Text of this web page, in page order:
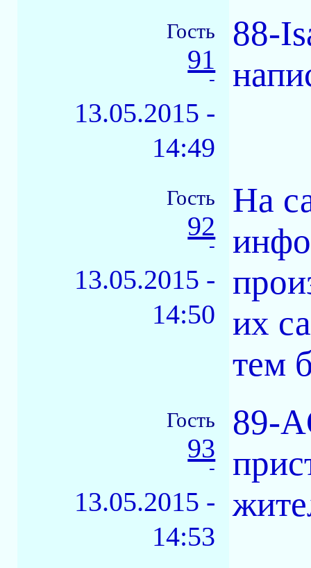
Гость
91
-
13.05.2015 -
14:49
88-
Гость
92
-
13.05.2015 -
14:50
На
их
тем
Гость
93
-
13.05.2015 -
14:53
89-